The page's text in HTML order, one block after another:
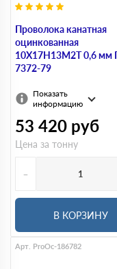
Проволока канатная
оцинкованная
10Х17Н13М2Т 0,6 мм
7372-79
Показать
информацию
53 420 руб
Цена за тонну
-
В КОРЗИНУ
Арт. ProOc-186782